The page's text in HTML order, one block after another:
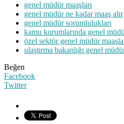
genel müdür maaşları
genel müdür ne kadar maaş alır
genel müdür sorumlulukları
kamu kurumlarında genel
özel sektör genel müdür
ulaştırma bakanlığı genel
Beğen
Facebook
Twitter